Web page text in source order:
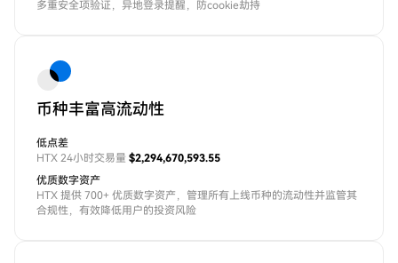
多重安全项验证，异地登录提醒，防cookie劫持
币种丰富高流动性
低点差
HTX 24小时交易量 $2,294,670,593.55
优质数字资产
HTX 提供 700+ 优质数字资产，管理所有上线币种的流动性并监管其
合规性，有效降低用户的投资风险